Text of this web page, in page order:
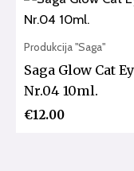
Produkcija "Saga"
Saga Glow Cat
Nr.04 10ml.
€12.00